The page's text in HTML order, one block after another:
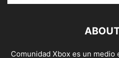
Comunidad Xbox es un